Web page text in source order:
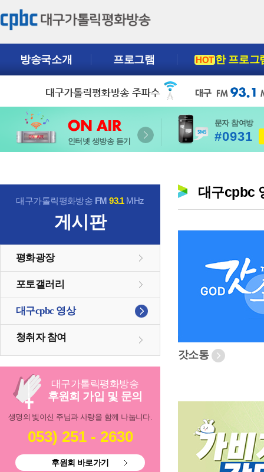
방송국소개 프로그램 HOT한 프로그
인터넷 생방송 듣기
문자 참여방
#0931
대구가톨릭평화방송 FM93.1MHz
게시판
평화광장
포토갤러리
대구cpbc 영상
청취자 참여
대구가톨릭평화방송
후원회 가입 및 문의
생명의 빛이신 주님과 사랑을 함께 나눕니다.
053) 251 - 2630
후원회 바로가기
대구cpbc
갓소통